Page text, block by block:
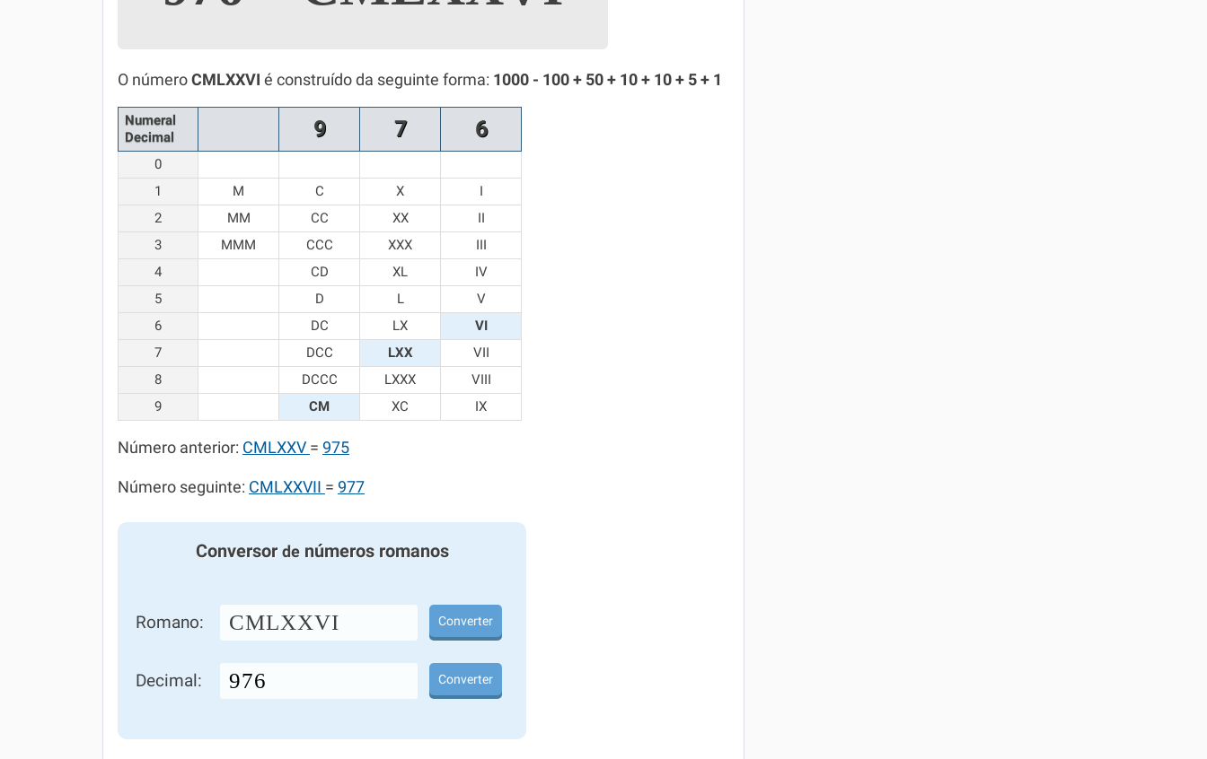
Química
Todos os Exercícios
O número CMLXXVI é construído da seguinte forma: 1000 - 100 + 50 + 10 + 10 + 5 + 1
Numeral
Decimal
9 7 6
0
1
M C X
I
2
MM CC XX
II
3
MMM CCC XXX
III
4
CD XL
IV
5
D L
V
6
DC LX
VI
7
DCC LXX
VII
8
DCCC LXXX
VIII
9
CM XC IX
Número anterior: CMLXXV = 975
Número seguinte: CMLXXVII = 977
Conversor denúmeros romanos
Romano: CMLXXVI Converter
Decimal: Converter